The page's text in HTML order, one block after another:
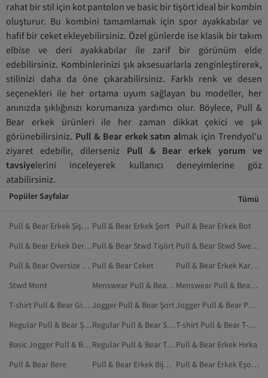
rahat bir stil için kot pantolon ve basic bir tişört ideal bir kombin
oluşturur. Bu kombini tamamlamak için spor ayakkabılar ve
hafif bir ceket ekleyebilirsiniz. Özel günlerde ise klasik bir takım
elbise ve deri ayakkabılar ile zarif bir görünüm elde
edebilirsiniz. Kombinlerinizi şık aksesuarlarla zenginleştirerek,
stilinizi daha da öne çıkarabilirsiniz. Farklı renk ve desen
seçenekleri ile her ortama uyum sağlayan bu modeller, her
anınızda şıklığınızı korumanıza yardımcı olur. Böylece, Pull &
Bear erkek ürünleri ile her zaman dikkat çekici ve şık
görünebilirsiniz. Pull & Bear erkek satın almak için Trendyol’u
ziyaret edebilir, dilerseniz Pull & Bear erkek yorum ve
tavsiyelerini inceleyerek kullanıcı deneyimlerine göz
atabilirsiniz.
Popüler Sayfalar Tümü
Pull & Bear Erkek Şişme Mont Pull & Bear Erkek Şort
Pull & Bear Erkek Bot
Pull & Bear Erkek Deri CeketPull & Bear Stwd Tişört
Pull & Bear Stwd Sweatshirt
Pull & Bear Oversize Tişört Pull & Bear Ceket
Pull & Bear Erkek Kargo Pantolon
Stwd Mont
Menswear Pull & Bear Giyim
Menswear Pull & Bear İç Giyim
T-shirt Pull & Bear Giyim Jogger Pull & Bear Şort
Jogger Pull & Bear Pantolon
Regular Pull & Bear Şort
Regular Pull & Bear Sweatshirt
T-shirt Pull & Bear T-Shirt
Basic Jogger Pull & Bear Giyim
Regular Pull & Bear T-Shirt Pull & Bear Erkek Hırka
Pull & Bear Bere
Pull & Bear Erkek Bijuteri Bileklik
Pull & Bear Erkek Eşofman Altı